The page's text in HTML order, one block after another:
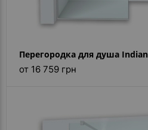
Перегородка для душа Indian
от 16 759 грн